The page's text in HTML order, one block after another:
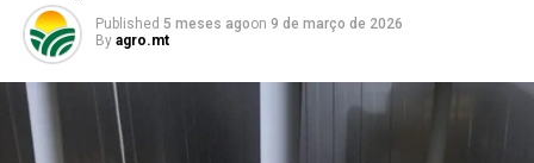
Published 5 meses agoon 9 de março de 2026
By agro.mt